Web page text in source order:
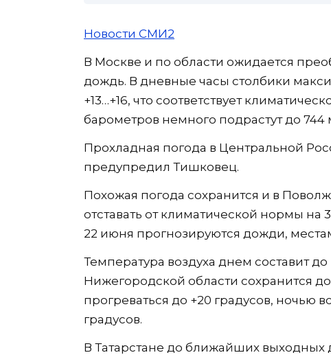
Новости СМИ2
В Москве и по области ожидается
дождь. В дневные часы столбики
+13…+16, что соответствует
барометров немного подрастут до 744
Прохладная погода в Центральной
предупредил Тишковец.
Похожая погода сохранится и в
отставать от климатической нормы на
22 июня прогнозируются дожди,
Температура воздуха днем составит до
Нижегородской области сохранится
прогреваться до +20 градусов,
градусов.
В Татарстане до ближайших выходных